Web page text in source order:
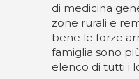
di medicina
zone rurali e
bene le forze
famiglia sono
elenco di tutti i